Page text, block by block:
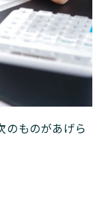
のものがあげら